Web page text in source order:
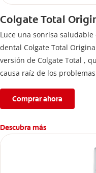
Colgate Total
Luce una sonrisa
dental Colgate Total
versión de Colgate Total ,
causa raíz de los
fórmula con desempeño
Colgate Total que te ofrece
antibacterial.
****Vs crema dental
**Con el cepillado 2 veces
Comprar ahora
Descubra más